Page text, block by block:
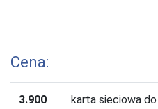
Cena:
3.900
karta sieciowa